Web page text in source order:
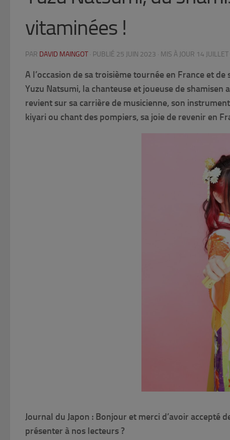
vitaminées !
PAR DAVID MAINGOT · PUBLIÉ 25 JUIN 2023 · MIS À JOUR 14
A l’occasion de sa troisième tournée en France et
Yuzu Natsumi, la chanteuse et joueuse de shamisen
revient sur sa carrière de musicienne, son
kiyari ou chant des pompiers, sa joie de revenir en
Journal du Japon : Bonjour et merci d’avoir accepté
présenter à nos lecteurs ?